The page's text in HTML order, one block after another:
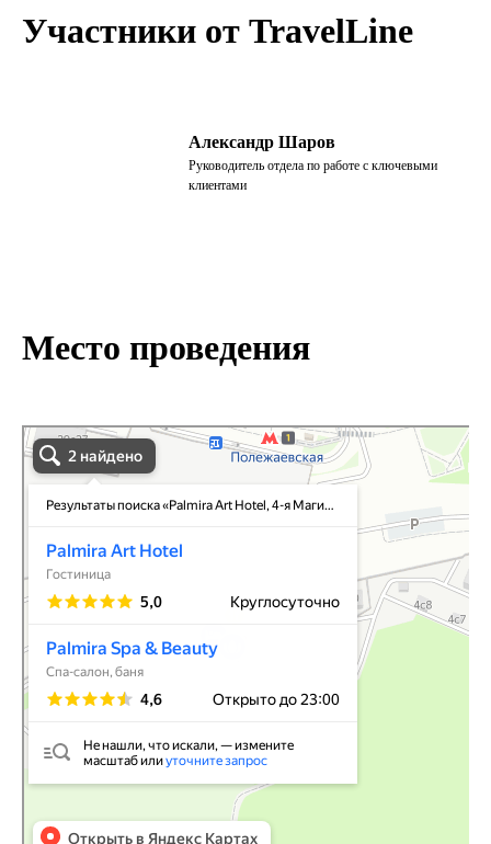
Участники от TravelLine
Александр Шаров
Руководитель отдела по работе с ключевыми
клиентами
Место проведения
Palmira Art Hotel, 4-я Магистральная ул., д. 4/11 в Москве
Москва